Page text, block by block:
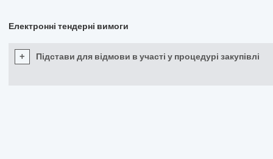
Електронні тендерні вимоги
+ Підстави для відмови в участі у процедурі закупівлі